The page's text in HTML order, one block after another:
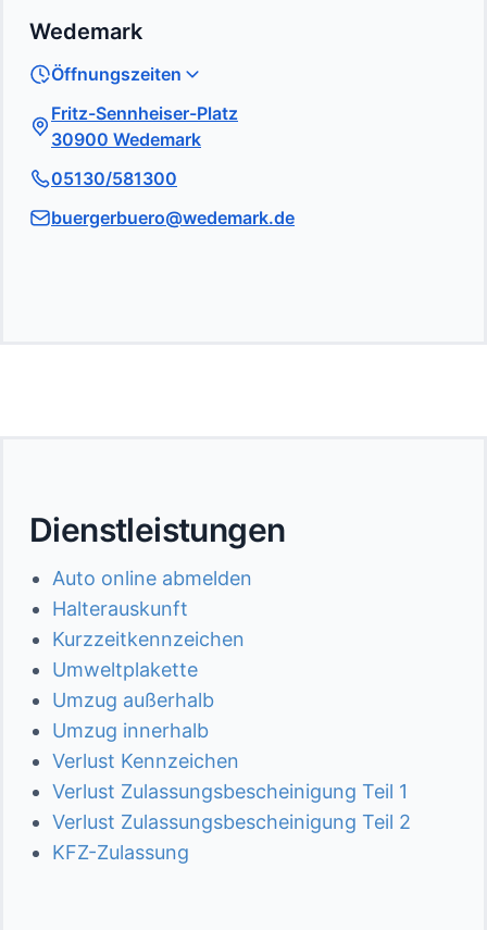
Wedemark
Öffnungszeiten
Fritz-Sennheiser-Platz
30900 Wedemark
05130/581300
buergerbuero@wedemark.de
Dienstleistungen
Auto online abmelden
Halterauskunft
Kurzzeitkennzeichen
Umweltplakette
Umzug außerhalb
Umzug innerhalb
Verlust Kennzeichen
Verlust Zulassungsbescheinigung Teil 1
Verlust Zulassungsbescheinigung Teil 2
KFZ-Zulassung